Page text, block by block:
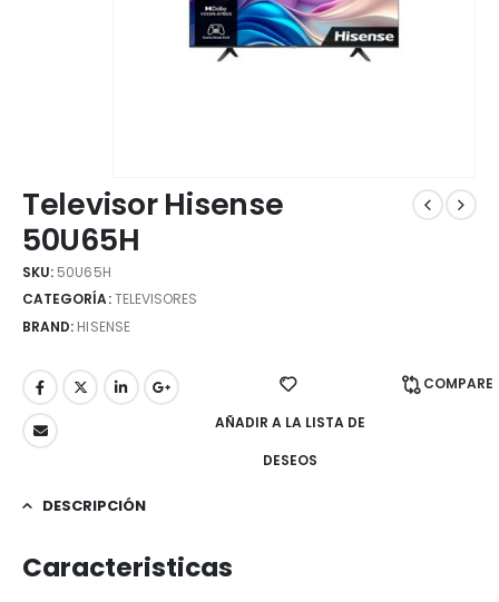
Televisor Hisense
50U65H
SKU: 50U65H
CATEGORÍA:TELEVISORES
BRAND: HISENSE
AÑADIR A LA LISTA DE
DESEOS
COMPARE
DESCRIPCIÓN
Caracteristicas